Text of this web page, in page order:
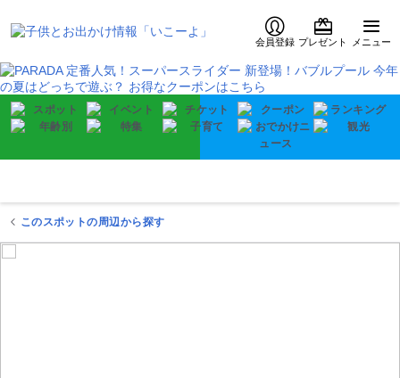
会員登録 プレゼント メニュー
このスポットの周辺から探す